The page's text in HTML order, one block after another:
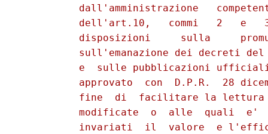
dall'amministrazione
dell'art.10,   commi   2   e
disposizioni     sulla
sull'emanazione dei decreti
e  sulle pubblicazioni
approvato  con  D.P.R.  28
fine  di  facilitare la
modificate  o  alle  quali  e'
invariati  il  valore  e